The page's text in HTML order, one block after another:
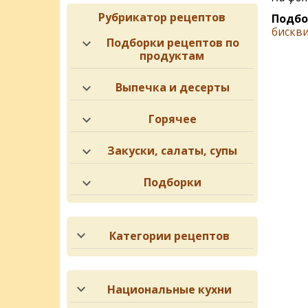
Рубрикатор рецептов
Подборки рецептов по
продуктам
Выпечка и десерты
Горячее
Закуски, салаты, супы
Подборки
Категории рецептов
Национальные кухни